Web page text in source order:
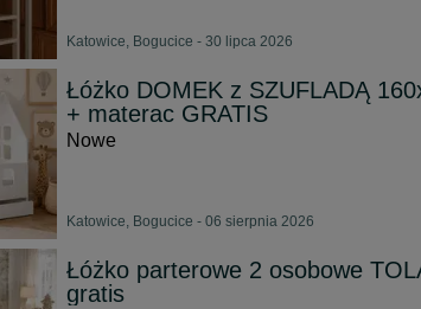
Katowice, Bogucice - 30 lipca 2026
Łóżko DOMEK z SZUFLADĄ
+ materac GRATIS
Nowe
Katowice, Bogucice - 06 sierpnia 2026
Łóżko parterowe 2 osobowe
gratis